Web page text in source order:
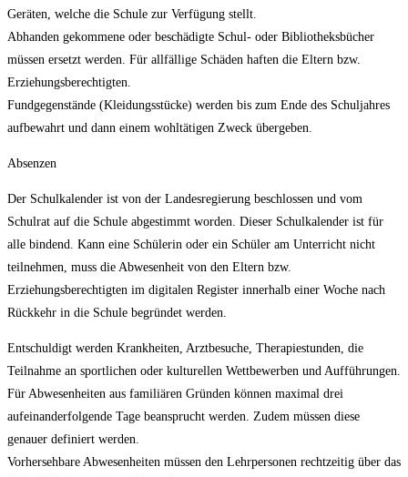
Geräten, welche die Schule zur Verfügung stellt.
Abhanden gekommene oder beschädigte Schul- oder Bibliotheksbücher
müssen ersetzt werden. Für allfällige Schäden haften die Eltern bzw.
Erziehungsberechtigten.
Fundgegenstände (Kleidungsstücke) werden bis zum Ende des Schuljahres
aufbewahrt und dann einem wohltätigen Zweck übergeben.
Absenzen
Der Schulkalender ist von der Landesregierung beschlossen und vom
Schulrat auf die Schule abgestimmt worden. Dieser Schulkalender ist für
alle bindend. Kann eine Schülerin oder ein Schüler am Unterricht nicht
teilnehmen, muss die Abwesenheit von den Eltern bzw.
Erziehungsberechtigten im digitalen Register innerhalb einer Woche nach
Rückkehr in die Schule begründet werden.
Entschuldigt werden Krankheiten, Arztbesuche, Therapiestunden, die
Teilnahme an sportlichen oder kulturellen Wettbewerben und Aufführungen.
Für Abwesenheiten aus familiären Gründen können maximal drei
aufeinanderfolgende Tage beansprucht werden. Zudem müssen diese
genauer definiert werden.
Vorhersehbare Abwesenheiten müssen den Lehrpersonen rechtzeitig über das